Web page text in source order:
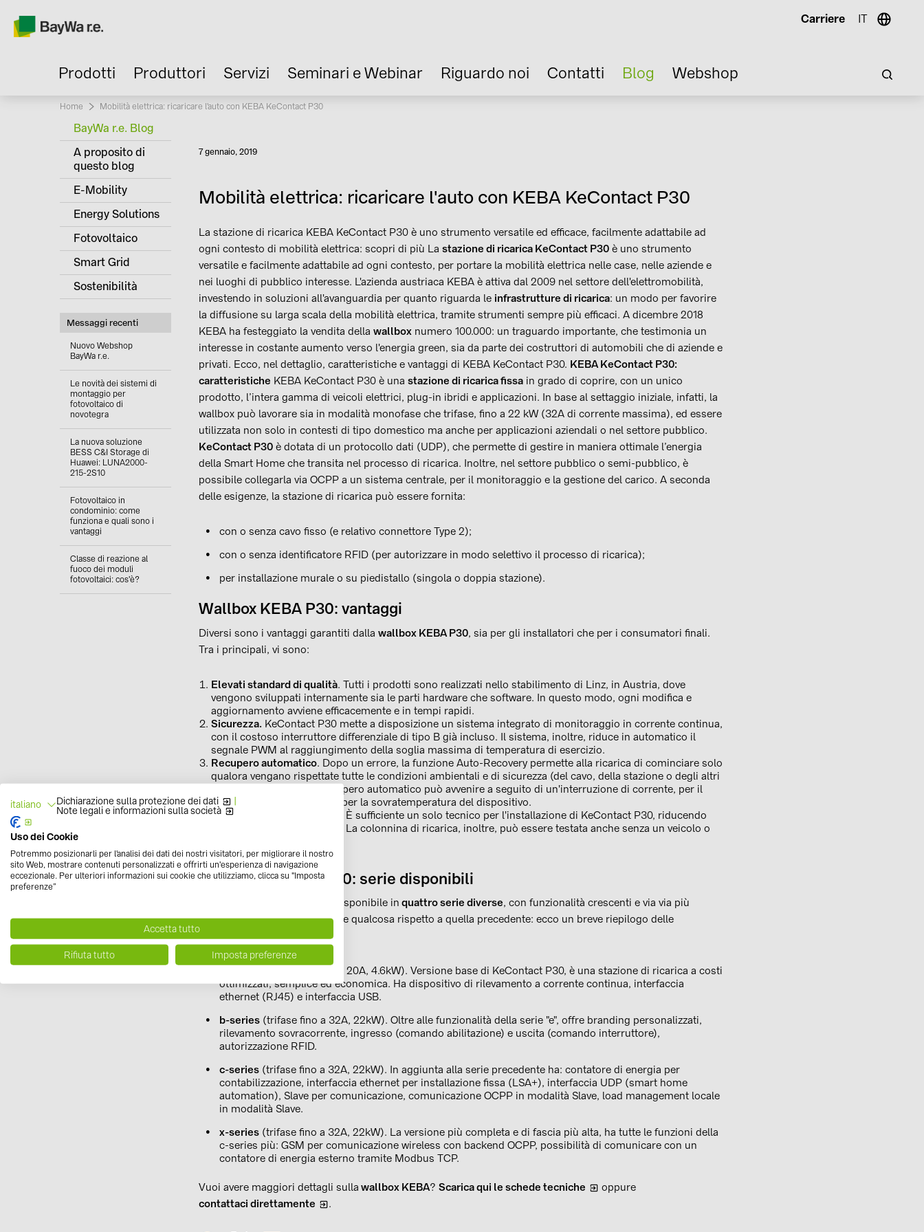
Carriere IT
Prodotti Produttori Servizi Seminari e Webinar Riguardo noi Contatti Blog Webshop
Home Current:
Mobilità elettrica: ricaricare l'auto con KEBA KeContact P30
BayWa r.e. Blog
A proposito di
questo blog
E-Mobility
Energy Solutions
Fotovoltaico
Smart Grid
Sostenibilità
Messaggi recenti
Nuovo Webshop
BayWa r.e.
Le novità dei sistemi di
montaggio per
fotovoltaico di
novotegra
La nuova soluzione
BESS C&I Storage di
Huawei: LUNA2000-
215-2S10
Fotovoltaico in
condominio: come
funziona e quali sono i
vantaggi
Classe di reazione al
fuoco dei moduli
fotovoltaici: cos'è?
Pubblicato
7 gennaio, 2019
Mobilità elettrica: ricaricare l'auto con KEBA KeContact P30
La stazione di ricarica KEBA KeContact P30 è uno strumento versatile ed efficace, facilmente adattabile ad
ogni contesto di mobilità elettrica: scopri di più La stazione di ricarica KeContact P30è uno strumento
versatile e facilmente adattabile ad ogni contesto, per portare la mobilità elettrica nelle case, nelle aziende e
nei luoghi di pubblico interesse. L'azienda austriaca KEBA è attiva dal 2009 nel settore dell'elettromobilità,
investendo in soluzioni all'avanguardia per quanto riguarda le infrastrutture di ricarica: un modo per favorire
la diffusione su larga scala della mobilità elettrica, tramite strumenti sempre più efficaci. A dicembre 2018
KEBA ha festeggiato la vendita della wallboxnumero 100.000: un traguardo importante, che testimonia un
interesse in costante aumento verso l'energia green, sia da parte dei costruttori di automobili che di aziende e
privati. Ecco, nel dettaglio, caratteristiche e vantaggi di KEBA KeContact P30. KEBA KeContact P30:
caratteristiche KEBA KeContact P30 è una stazione di ricarica fissain grado di coprire, con un unico
prodotto, l’intera gamma di veicoli elettrici, plug-in ibridi e applicazioni. In base al settaggio iniziale, infatti, la
wallbox può lavorare sia in modalità monofase che trifase, fino a 22 kW (32A di corrente massima), ed essere
utilizzata non solo in contesti di tipo domestico ma anche per applicazioni aziendali o nel settore pubblico.
KeContact P30è dotata di un protocollo dati (UDP), che permette di gestire in maniera ottimale l’energia
della Smart Home che transita nel processo di ricarica. Inoltre, nel settore pubblico o semi-pubblico, è
possibile collegarla via OCPP a un sistema centrale, per il monitoraggio e la gestione del carico. A seconda
delle esigenze, la stazione di ricarica può essere fornita:
con o senza cavo fisso (e relativo connettore Type 2);
con o senza identificatore RFID (per autorizzare in modo selettivo il processo di ricarica);
per installazione murale o su piedistallo (singola o doppia stazione).
Wallbox KEBA P30: vantaggi
Diversi sono i vantaggi garantiti dalla wallbox KEBA P30, sia per gli installatori che per i consumatori finali.
Tra i principali, vi sono:
Elevati standard di qualità. Tutti i prodotti sono realizzati nello stabilimento di Linz, in Austria, dove
vengono sviluppati internamente sia le parti hardware che software. In questo modo, ogni modifica e
aggiornamento avviene efficacemente e in tempi rapidi.
Sicurezza. KeContact P30 mette a disposizione un sistema integrato di monitoraggio in corrente continua,
con il costoso interruttore differenziale di tipo B già incluso. Il sistema, inoltre, riduce in automatico il
segnale PWM al raggiungimento della soglia massima di temperatura di esercizio.
Recupero automatico. Dopo un errore, la funzione Auto-Recovery permette alla ricarica di cominciare solo
qualora vengano rispettate tutte le condizioni ambientali e di sicurezza (del cavo, della stazione o degli altri
ambienti di ricarica). Il recupero automatico può avvenire a seguito di un'interruzione di corrente, per il
rilevamento di un guasto o per la sovratemperatura del dispositivo.
Semplicità di installazione
. È sufficiente un solo tecnico per l'installazione di KeContact P30, riducendo
così i costi per tale servizio. La colonnina di ricarica, inoltre, può essere testata anche senza un veicolo o
KEBA KeContact P30: serie disponibili
La wallbox KeContact P30 è disponibile in quattro serie diverse, con funzionalità crescenti e via via più
specifiche. Ogni serie aggiunge qualcosa rispetto a quella precedente: ecco un breve riepilogo delle
caratteristiche di ognuna.
(monofase fino a 20A, 4.6kW). Versione base di KeContact P30, è una stazione di ricarica a costi
ottimizzati, semplice ed economica. Ha dispositivo di rilevamento a corrente continua, interfaccia
ethernet (RJ45) e interfaccia USB.
b-series(trifase fino a 32A, 22kW). Oltre alle funzionalità della serie "e", offre branding personalizzati,
rilevamento sovracorrente, ingresso (comando abilitazione) e uscita (comando interruttore),
autorizzazione RFID.
c-series(trifase fino a 32A, 22kW). In aggiunta alla serie precedente ha: contatore di energia per
contabilizzazione, interfaccia ethernet per installazione fissa (LSA+), interfaccia UDP (smart home
automation), Slave per comunicazione, comunicazione OCPP in modalità Slave, load management locale
in modalità Slave.
x-series(trifase fino a 32A, 22kW). La versione più completa e di fascia più alta, ha tutte le funzioni della
c-series più: GSM per comunicazione wireless con backend OCPP, possibilità di comunicare con un
contatore di energia esterno tramite Modbus TCP.
Vuoi avere maggiori dettagli sulla wallbox KEBA? Scarica qui le schede tecniche
oppure
contattaci direttamente
.
italiano Dichiarazione sulla protezione dei dati |
Note legali e informazioni sulla società
Uso dei Cookie
Potremmo posizionarli per l'analisi dei dati dei nostri visitatori, per migliorare il nostro
sito Web, mostrare contenuti personalizzati e offrirti un'esperienza di navigazione
eccezionale. Per ulteriori informazioni sui cookie che utilizziamo, clicca su "Imposta
preferenze”
Accetta tutto
Rifiuta tutto Imposta preferenze